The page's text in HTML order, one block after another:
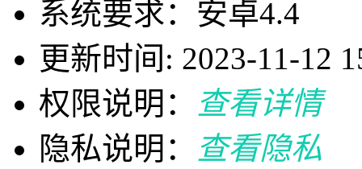
系统要求：安卓4.4
更新时间: 2023-11-12
权限说明：
查看详情
隐私说明：
查看隐私